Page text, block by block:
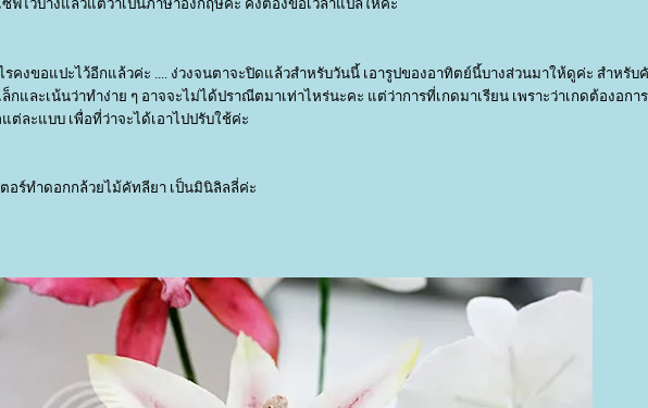
ฟไว้บ้างแล้วแต่ว่าเป็นภาษาอังกฤษค่ะ คงต้องขอเวลาแปลให้ค่ะ
รคงขอแปะไว้อีกแล้วค่ะ .... ง่วงจนตาจะปิดแล้วสำหรับวันนี้ เอารูปของอาทิตย์นี้บางส่วนมาให้ดูค่ะ สำหรับ
กและเน้นว่าทำง่าย ๆ อาจจะไม่ได้ปราณีตมาเท่าไหร่นะคะ แต่ว่าการที่เกดมาเรียน เพราะว่าเกดต้องอกา
ต่ละแบบ เพื่อที่ว่าจะได้เอาไปปรับใช้ค่ะ
อร์ทำดอกกล้วยไม้คัทลียา เป็นมินิลิลลี่ค่ะ